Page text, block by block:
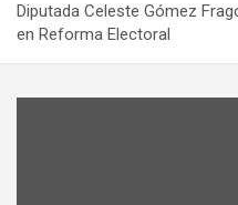
Diputada Celeste Gómez
en Reforma Electoral